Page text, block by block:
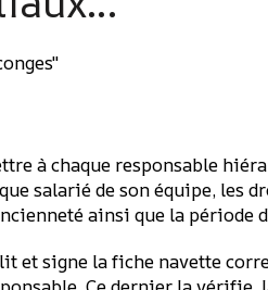
à chaque responsable
salarié de son équipe, les
ainsi que la période
et signe la fiche navette